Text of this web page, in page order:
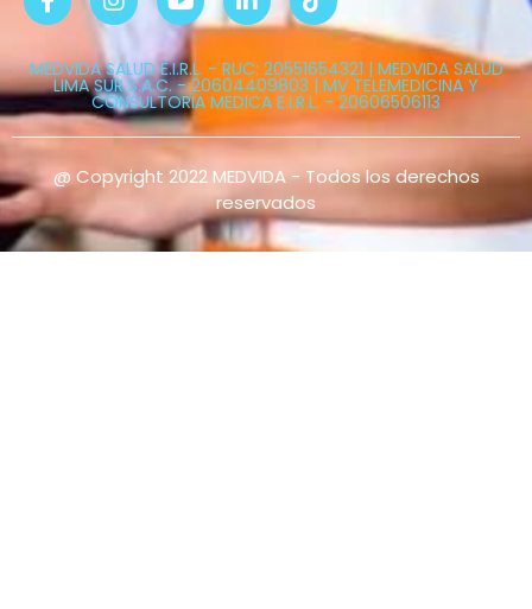
MEDVIDA SALUD E.I.R.L. - RUC: 20551654321 | MEDVIDA SALUD
LIMA SUR S.A.C. - 20604409803 | MV TELEMEDICINA Y
CONSULTORIA MEDICA E.I.R.L. - 20606506113
@ Copyright 2022 MEDVIDA - Todos los derechos
reservados